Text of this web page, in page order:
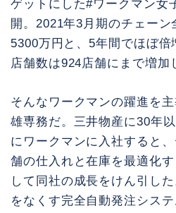
ゲットにした#ワークマン女
開。2021年3月期のチェー
5300万円と、5年間でほぼ
店舗数は924店舗にまで増加
そんなワークマンの躍進を
雄専務だ。三井物産に30年
にワークマンに入社すると
舗の仕入れと在庫を最適化
して同社の成長をけん引し
をなくす完全自動発注シス